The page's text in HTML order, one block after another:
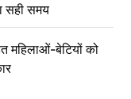
सही समय
बेटियों को